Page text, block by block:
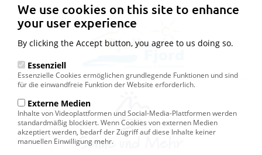
We use cookies on this site to enhance
your user experience
By clicking the Accept button, you agree to us doing so.
Essenziell
Essenzielle Cookies ermöglichen grundlegende Funktionen und sind
für die einwandfreie Funktion der Website erforderlich.
Externe Medien
Inhalte von Videoplattformen und Social-Media-Plattformen werden
standardmäßig blockiert. Wenn Cookies von externen Medien
akzeptiert werden, bedarf der Zugriff auf diese Inhalte keiner
manuellen Einwilligung mehr.